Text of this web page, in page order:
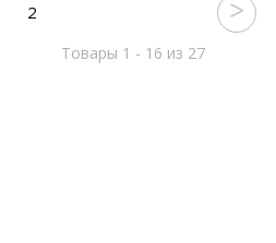
2
Товары 1 - 16 из 27